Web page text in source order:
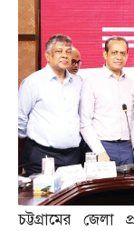
চট্টগ্রামের